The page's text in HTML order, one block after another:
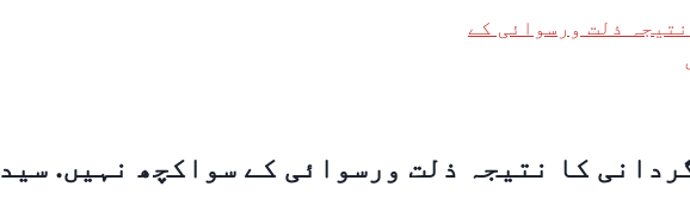
کا نتیجہ ذلت ورسوائی کے سواکچھ نہیں. سید